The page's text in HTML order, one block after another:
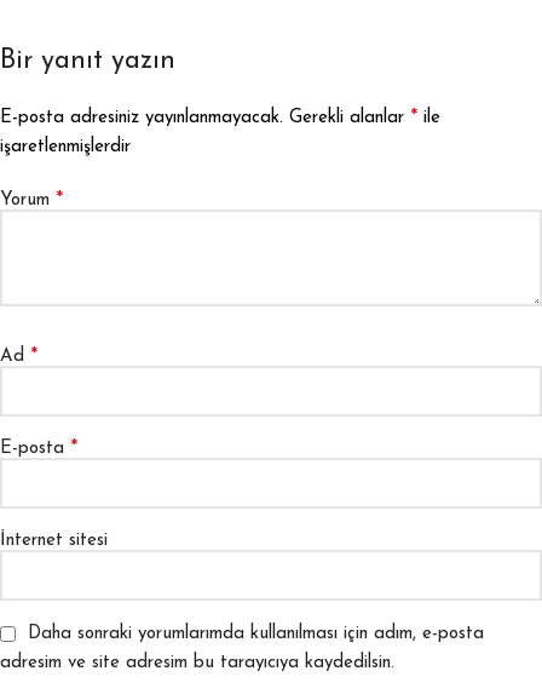
Bir yanıt yazın
E-posta adresiniz yayınlanmayacak. Gerekli alanlar * ile
işaretlenmişlerdir
Yorum *
Ad *
E-posta *
İnternet sitesi
Daha sonraki yorumlarımda kullanılması için adım, e-posta
adresim ve site adresim bu tarayıcıya kaydedilsin.